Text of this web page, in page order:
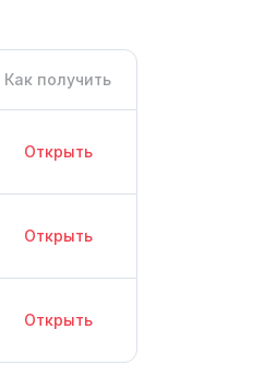
Как получить
Открыть
Открыть
Открыть